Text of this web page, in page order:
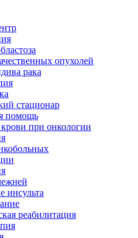
опухолей
рака
стационар
помощь
при онкологии
инсульта
реабилитация